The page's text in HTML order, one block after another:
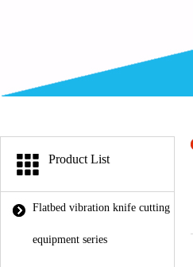
Product List
Flatbed vibration knife cutting
equipment series